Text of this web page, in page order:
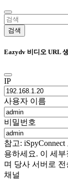
검색
Eazydv 비디오 URL
IP
사용자 이름
비밀번호
참고:
용하세요. 이 세
며 당사 서버로
채널